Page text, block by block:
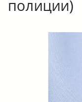
полиции)